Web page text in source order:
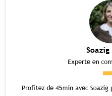
Experte en
Profitez de 45min avec Soazig